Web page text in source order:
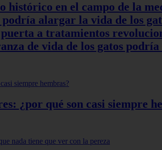
histórico en el campo de la
alargar la vida de los
a tratamientos
de vida de los gatos
¿por qué son casi siempre